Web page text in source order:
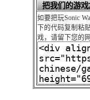
把我们的游
如要把玩Sonic
下的代码复制粘
戏，请留下您的